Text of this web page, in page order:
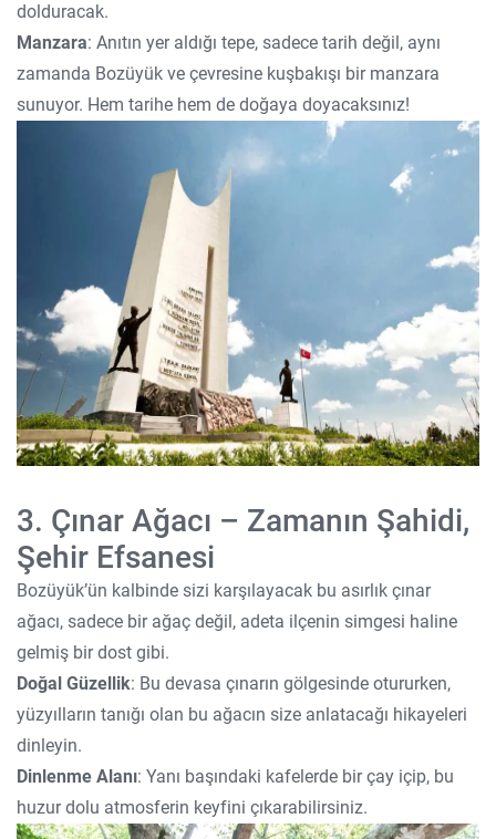
dolduracak.
Manzara: Anıtın yer aldığı tepe, sadece tarih değil, aynı
zamanda Bozüyük ve çevresine kuşbakışı bir manzara
sunuyor. Hem tarihe hem de doğaya doyacaksınız!
3. Çınar Ağacı – Zamanın Şahidi,
Şehir Efsanesi
Bozüyük’ün kalbinde sizi karşılayacak bu asırlık çınar
ağacı, sadece bir ağaç değil, adeta ilçenin simgesi haline
gelmiş bir dost gibi.
Doğal Güzellik: Bu devasa çınarın gölgesinde otururken,
yüzyılların tanığı olan bu ağacın size anlatacağı hikayeleri
dinleyin.
Dinlenme Alanı: Yanı başındaki kafelerde bir çay içip, bu
huzur dolu atmosferin keyfini çıkarabilirsiniz.